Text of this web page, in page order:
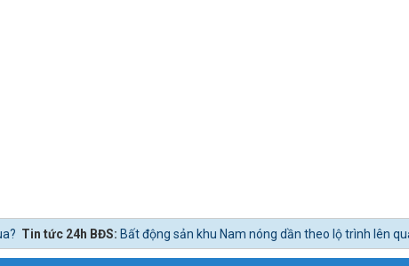
BĐS:Bất động sản khu Nam nóng dần theo lộ trình lên quận Nhà Bè.